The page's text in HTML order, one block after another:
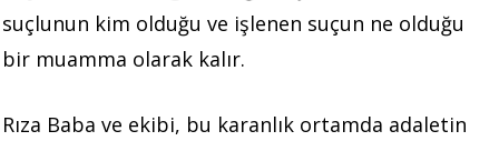
suçlunun kim olduğu ve işlenen suçun ne olduğu
bir muamma olarak kalır.
Rıza Baba ve ekibi, bu karanlık ortamda adaletin